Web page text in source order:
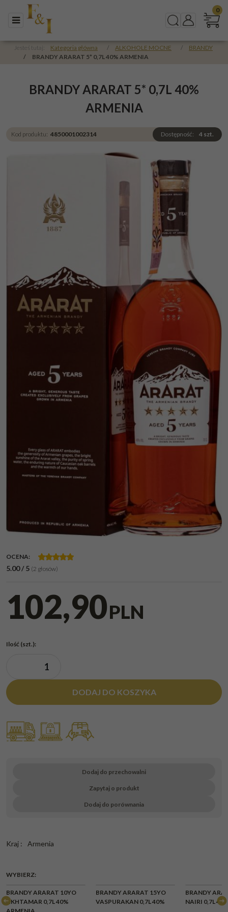
Menu SzukajPanel
0
Jesteś tutaj: Kategoria główna / ALKOHOLE MOCNE /
BRANDY
/
BRANDY ARARAT 5* 0,7L 40% ARMENIA
BRANDY ARARAT 5* 0,7L 40%
ARMENIA
Kod produktu: 4850001002314 Dostępność: 4 szt.
OCENA:
5.00/5 (2 głosów)
102,90PLN
Ilość (szt.):
DODAJ DO KOSZYKA
Dodaj do przechowalni
Zapytaj o produkt
Dodaj do porównania
Kraj : Armenia
WYBIERZ:
BRANDY ARARAT 10YO
AKHTAMAR 0,7L 40%
BRANDY ARARAT 15YO
VASPURAKAN 0,7L 40%
BRANDY
NAIRI 0,7L